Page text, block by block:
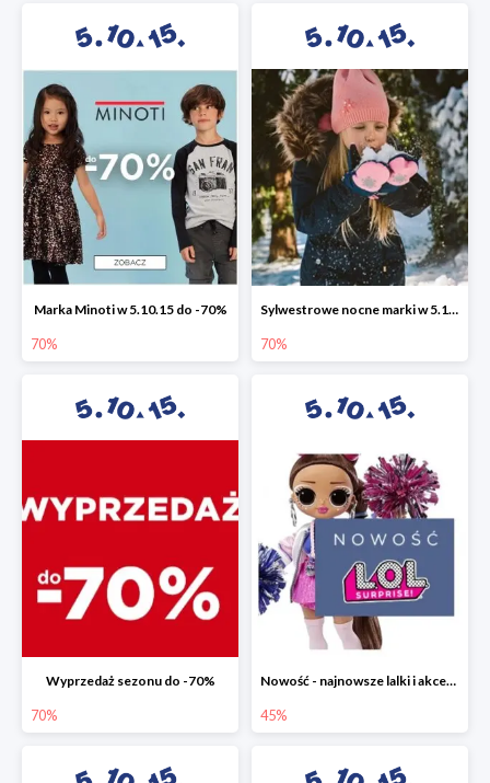
Marka Minoti w 5.10.15 do -70%
70%
Sylwestrowe nocne marki w 5.10.15 do -70%
70%
Wyprzedaż sezonu do -70%
70%
Nowość - najnowsze lalki i akcesoria L.O.L. w 5.10.15 do -45%
45%